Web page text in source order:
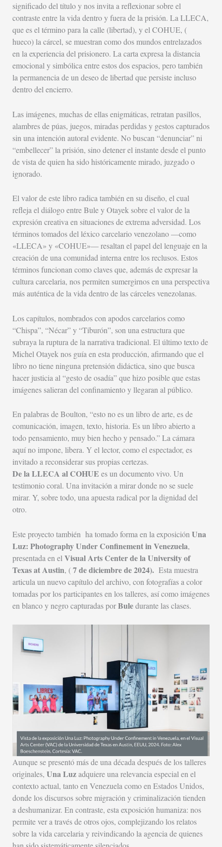
significado del título y nos invita a reflexionar sobre el
contraste entre la vida dentro y fuera de la prisión. La LLECA,
que es el término para la calle (libertad), y el COHUE, (
hueco) la cárcel, se muestran como dos mundos entrelazados
en la experiencia del prisionero. La carta expresa la distancia
emocional y simbólica entre estos dos espacios, pero también
la permanencia de un deseo de libertad que persiste incluso
dentro del encierro.
Las imágenes, muchas de ellas enigmáticas, retratan pasillos,
alambres de púas, juegos, miradas perdidas y gestos capturados
sin una intención autoral evidente. No buscan “denunciar” ni
“embellecer” la prisión, sino detener el instante desde el punto
de vista de quien ha sido históricamente mirado, juzgado o
ignorado.
El valor de este libro radica también en su diseño, el cual
refleja el diálogo entre Bule y Otayek sobre el valor de la
expresión creativa en situaciones de extrema adversidad. Los
términos tomados del léxico carcelario venezolano —como
«LLECA» y «COHUE»— resaltan el papel del lenguaje en la
creación de una comunidad interna entre los reclusos. Estos
términos funcionan como claves que, además de expresar la
cultura carcelaria, nos permiten sumergirnos en una perspectiva
más auténtica de la vida dentro de las cárceles venezolanas.
Los capítulos, nombrados con apodos carcelarios como
“Chispa”, “Nécar” y “Tiburón”, son una estructura que
subraya la ruptura de la narrativa tradicional. El último texto de
Michel Otayek nos guía en esta producción, afirmando que el
libro no tiene ninguna pretensión didáctica, sino que busca
hacer justicia al “gesto de osadía” que hizo posible que estas
imágenes salieran del confinamiento y llegaran al público.
En palabras de Boulton, “esto no es un libro de arte, es de
comunicación, imagen, texto, historia. Es un libro abierto a
todo pensamiento, muy bien hecho y pensado.” La cámara
aquí no impone, libera. Y el lector, como el espectador, es
invitado a reconsiderar sus propias certezas.
De la LLECA al COHUE es un documento vivo. Un
testimonio coral. Una invitación a mirar donde no se suele
mirar. Y, sobre todo, una apuesta radical por la dignidad del
otro.
Este proyecto también ha tomado forma en la exposición Una
Luz: Photography Under Confinement in Venezuela,
presentada en el Visual Arts Center de la University of
Texas at Austin, (7 de diciembre de 2024). Esta muestra
articula un nuevo capítulo del archivo, con fotografías a color
tomadas por los participantes en los talleres, así como imágenes
en blanco y negro capturadas porBuledurante las clases.
Aunque se presentó más de una década después de los talleres
originales, Una Luzadquiere una relevancia especial en el
contexto actual, tanto en Venezuela como en Estados Unidos,
donde los discursos sobre migración y criminalización tienden
a deshumanizar. En contraste, esta exposición humaniza: nos
permite ver a través de otros ojos, complejizando los relatos
sobre la vida carcelaria y reivindicando la agencia de quienes